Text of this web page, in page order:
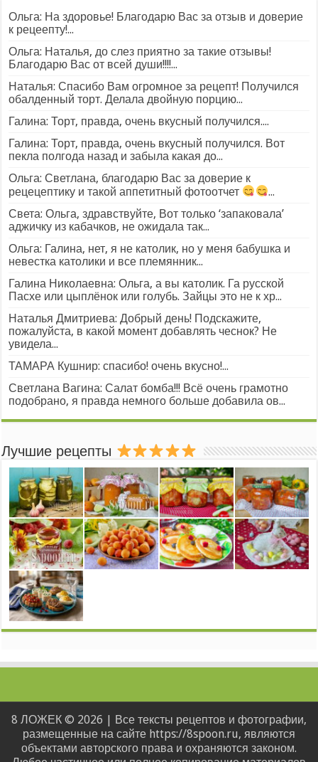
Ольга: На здоровье! Благодарю Вас за отзыв и доверие
к рецеепту!...
Ольга: Наталья, до слез приятно за такие отзывы!
Благодарю Вас от всей души!!!!...
Наталья: Спасибо Вам огромное за рецепт! Получился
обалденный торт. Делала двойную порцию...
Галина: Торт, правда, очень вкусный получился....
Галина: Торт, правда, очень вкусный получился. Вот
пекла полгода назад и забыла какая до...
Ольга: Светлана, благодарю Вас за доверие к
рецецептику и такой аппетитный фотоотчет
...
Света: Ольга, здравствуйте, Вот только ‘запаковала’
аджичку из кабачков, не ожидала так...
Ольга: Галина, нет, я не католик, но у меня бабушка и
невестка католики и все племянник...
Галина Николаевна: Ольга, а вы католик. Га русской
Пасхе или цыплёнок или голубь. Зайцы это не к хр...
Наталья Дмитриева: Добрый день! Подскажите,
пожалуйста, в какой момент добавлять чеснок? Не
увидела...
ТАМАРА Кушнир: спасибо! очень вкусно!...
Светлана Вагина: Салат бомба!!! Всё очень грамотно
подобрано, я правда немного больше добавила ов...
Лучшие рецепты
8 ЛОЖЕК © 2026 | Все тексты рецептов и фотографии,
размещенные на сайте https://8spoon.ru, являются
объектами авторского права и охраняются законом.